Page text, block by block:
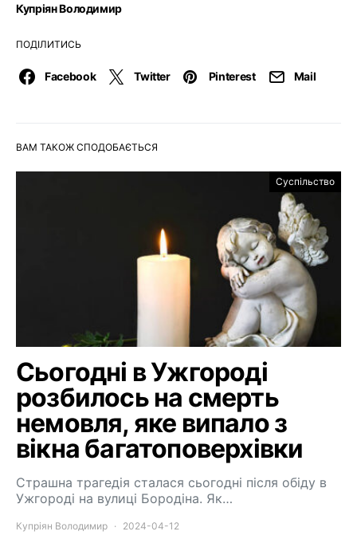
Купріян Володимир
ПОДІЛИТИСЬ
Facebook Twitter Pinterest Mail
ВАМ ТАКОЖ СПОДОБАЄТЬСЯ
Суспільство
Сьогодні в Ужгороді
розбилось на смерть
немовля, яке випало з
вікна багатоповерхівки
Страшна трагедія сталася сьогодні після обіду в
Ужгороді на вулиці Бородіна. Як…
Купріян Володимир 2024-04-12